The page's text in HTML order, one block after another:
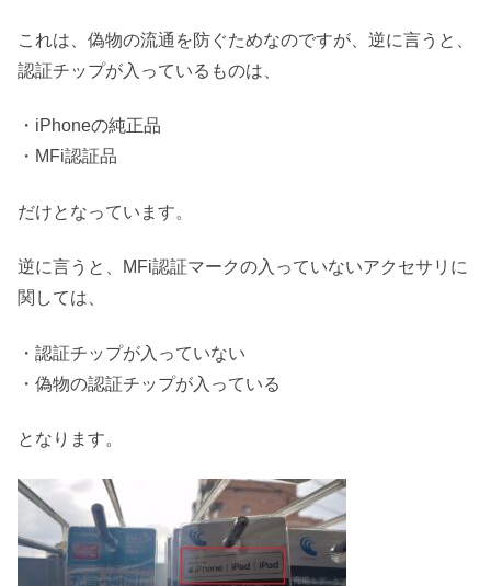
これは、偽物の流通を防ぐためなのですが、逆に言うと、
認証チップが入っているものは、
・iPhoneの純正品
・MFi認証品
だけとなっています。
逆に言うと、MFi認証マークの入っていないアクセサリに
関しては、
・認証チップが入っていない
・偽物の認証チップが入っている
となります。